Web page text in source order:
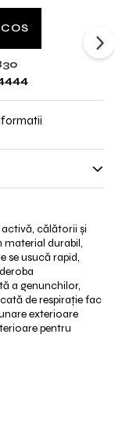
călătorii și
material durabil,
se usucă rapid,
a genunchilor,
de respirație fac
exterioare
pentru